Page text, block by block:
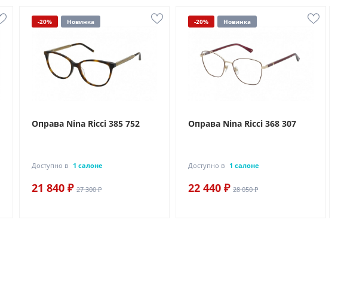
-20% Новинка
Оправа Nina Ricci 385 752
Доступно в 1 салоне
21 840 ₽ 27 300 ₽
-20% Новинка
Оправа Nina Ricci 368 307
Доступно в 1 салоне
22 440 ₽ 28 050 ₽